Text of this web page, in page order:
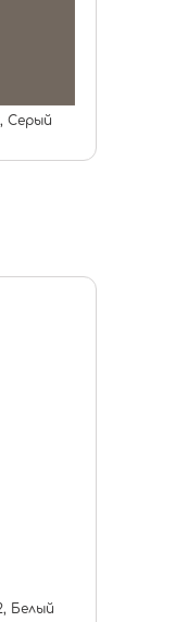
Серый
Белый